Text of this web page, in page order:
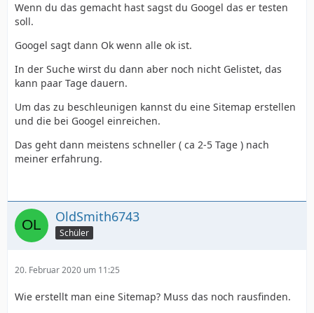
Wenn du das gemacht hast sagst du Googel das er testen
soll.
Googel sagt dann Ok wenn alle ok ist.
In der Suche wirst du dann aber noch nicht Gelistet, das
kann paar Tage dauern.
Um das zu beschleunigen kannst du eine Sitemap erstellen
und die bei Googel einreichen.
Das geht dann meistens schneller ( ca 2-5 Tage ) nach
meiner erfahrung.
OldSmith6743
Schüler
20. Februar 2020 um 11:25
Wie erstellt man eine Sitemap? Muss das noch rausfinden.